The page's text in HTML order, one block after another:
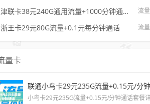
流
联通津联卡38元240G通用流量+1000分钟通话【到期自动续约】
流
王卡29元80G流量+0.1元每分钟通话
量卡
联通小鸟卡29元235G流量+0.15元/分
小鸟卡29元235G流量+0.15元/分钟通话套餐